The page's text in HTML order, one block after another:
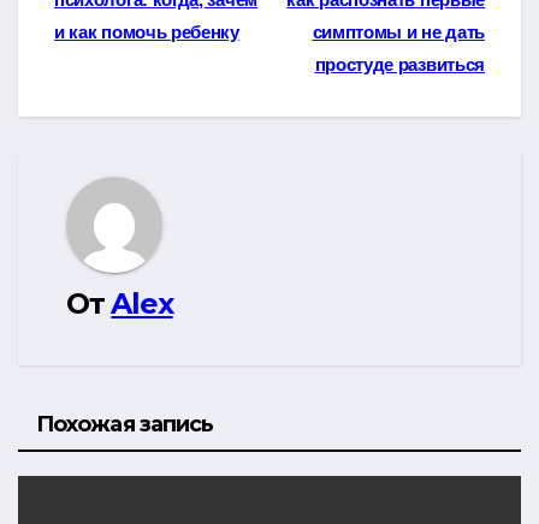
по
симптомы и не дать
простуде развиться
и как помочь ребенку
ОтAlex
Похожая запись